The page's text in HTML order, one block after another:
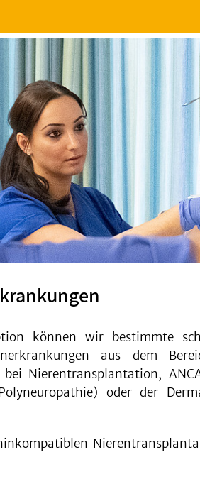
können wir bestimmte
aus dem
Nierentransplantation,
oder der